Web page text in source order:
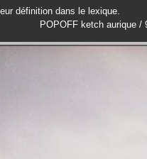
définition dans le lexique.
POPOFF ketch aurique /